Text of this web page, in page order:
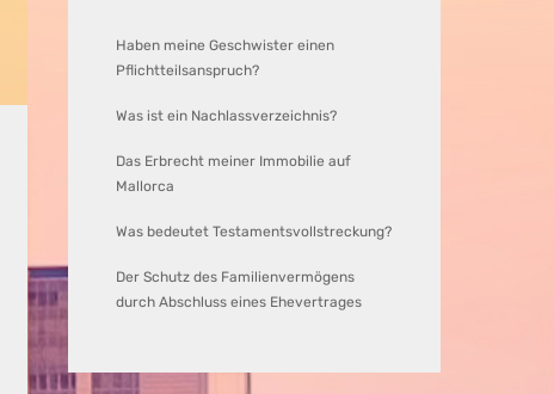
Haben meine Geschwister einen
Pflichtteilsanspruch?
Was ist ein Nachlassverzeichnis?
Das Erbrecht meiner Immobilie auf
Mallorca
Was bedeutet Testamentsvollstreckung?
Der Schutz des Familienvermögens
durch Abschluss eines Ehevertrages